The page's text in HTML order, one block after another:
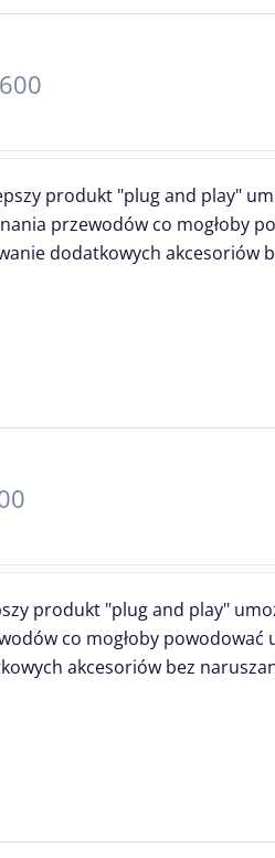
produkt "plug and play"
przewodów co mogłoby
dodatkowych akcesoriów
produkt "plug and play"
co mogłoby powodować
akcesoriów bez